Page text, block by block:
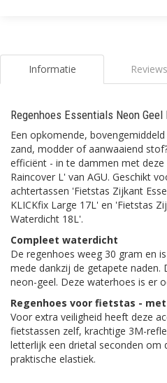
Informatie
Regenhoes Essentials Neon
Een opkomende,
zand, modder of aanwaaiend
efficiënt - in te dammen met deze
Raincover L' van AGU. Geschikt
achtertassen 'Fietstas Zijkant
KLICKfix Large 17L' en 'Fietstas
Waterdicht 18L'.
Compleet waterdicht
De regenhoes weeg 30 gram en
mede dankzij de getapete naden.
neon-geel. Deze waterhoes is er
Regenhoes voor fietstas -
Voor extra veiligheid heeft deze
fietstassen zelf, krachtige 3M-
letterlijk een drietal seconden om
praktische elastiek.